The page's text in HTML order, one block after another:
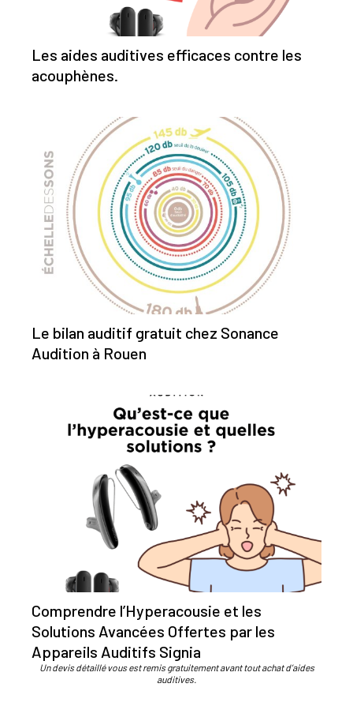
Les aides auditives efficaces contre les
acouphènes.
Le bilan auditif gratuit chez Sonance
Audition à Rouen
Comprendre l’Hyperacousie et les
Solutions Avancées Offertes par les
Appareils Auditifs Signia
Un devis détaillé vous est remis gratuitement avant tout achat d’aides
auditives.